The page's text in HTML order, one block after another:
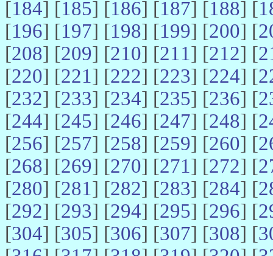
[184] [185] [186] [187] [188] [
[196] [197] [198] [199] [200] [
[208] [209] [210] [211] [212] [
[220] [221] [222] [223] [224] [
[232] [233] [234] [235] [236] [
[244] [245] [246] [247] [248] [
[256] [257] [258] [259] [260] [
[268] [269] [270] [271] [272] [
[280] [281] [282] [283] [284] [
[292] [293] [294] [295] [296] [
[304] [305] [306] [307] [308] [